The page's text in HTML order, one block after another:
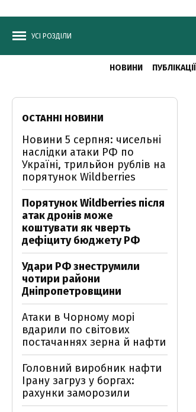
УСІ РОЗДІЛИ
НОВИНИ ПУБЛІКАЦІЇ
ОСТАННІ НОВИНИ
Новини 5 серпня: чисельні
наслідки атаки РФ по
Україні, трильйон рублів на
порятунок Wildberries
Порятунок Wildberries після
атак дронів може
коштувати як чверть
дефіциту бюджету РФ
Удари РФ знеструмили
чотири райони
Дніпропетровщини
Атаки в Чорному морі
вдарили по світових
постачаннях зерна й нафти
Головний виробник нафти
Ірану загруз у боргах:
рахунки заморозили